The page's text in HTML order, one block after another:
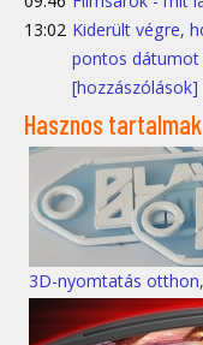
13:02 Kiderült végre,
pontos dátumot
[hozzászólások]
Hasznos tartalmak
3D-nyomtatás